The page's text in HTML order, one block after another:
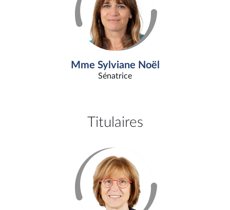
Mme Sylviane Noël
Sénatrice
Titulaires